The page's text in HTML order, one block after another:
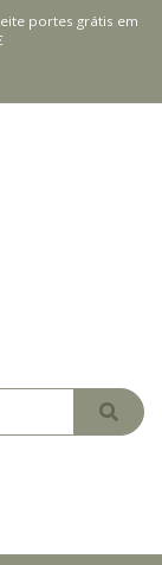
portes grátis em